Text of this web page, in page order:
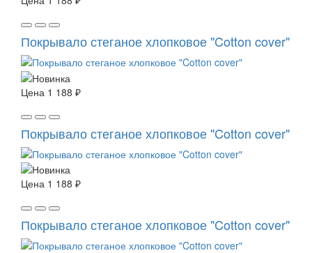
Покрывало стеганое хлопковое "Cotton cover"
Цена 1 188 ₽
Покрывало стеганое хлопковое "Cotton cover"
Цена 1 188 ₽
Покрывало стеганое хлопковое "Cotton cover"